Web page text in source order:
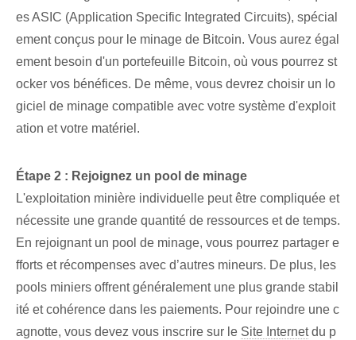
es ASIC (Application Specific Integrated Circuits), spécial
ement conçus pour le minage de Bitcoin. Vous aurez égal
ement besoin d'un portefeuille Bitcoin, où vous pourrez st
ocker vos bénéfices. De même, vous devrez choisir un lo
giciel de minage compatible avec votre système d'exploit
ation et votre matériel.
Étape 2 : Rejoignez un pool de minage⁢
⁤L'exploitation minière individuelle⁢ peut être ⁢compliquée et
nécessite une grande quantité de ressources et de temps.
En rejoignant un pool de minage, vous pourrez partager e
fforts et récompenses avec d’autres mineurs. De plus, les
pools miniers offrent généralement une plus grande stabil
ité et cohérence dans les paiements. ⁢Pour rejoindre une c
agnotte, vous devez vous inscrire sur le Site Internetdu p